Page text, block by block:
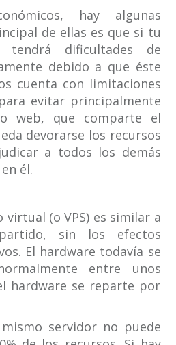
hay algunas
de ellas es que si tu
dificultades de
debido a que éste
cuenta con limitaciones
evitar principalmente
web, que comparte el
devorarse los recursos
a todos los demás
él.
(o VPS) es similar a
sin los efectos
El hardware todavía se
entre unos
hardware se reparte por
servidor no puede